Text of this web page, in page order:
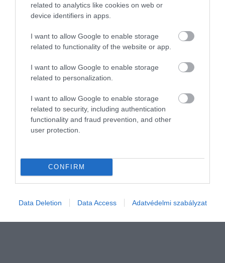
related to analytics like cookies on web or
device identifiers in apps.
I want to allow Google to enable storage
related to functionality of the website or app.
I want to allow Google to enable storage
related to personalization.
I want to allow Google to enable storage
related to security, including authentication
functionality and fraud prevention, and other
user protection.
CONFIRM
Data Deletion Data Access Adatvédelmi szabályzat
A Google Kereső nagyméretű információs bázisának
megtalálják a számukra fontos információkat és tudnivalókat. A